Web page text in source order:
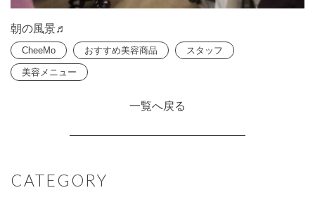
CATEGORY
朝の風景♬︎
CheeMo おすすめ美容商品 スタッフ
美容メニュー
一覧へ戻る